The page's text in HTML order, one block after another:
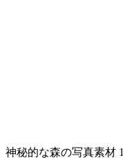
神秘的な森の写真素材 1